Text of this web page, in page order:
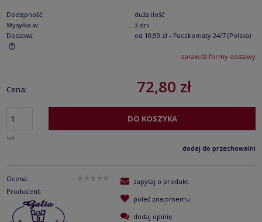
Dostępność:
duża ilość
Wysyłka w:
3 dni
Dostawa:
od 10,90 zł - Paczkomaty 24/7 (Polska)
Cena nie zawiera ewentualnych kosztów płatnościsprawdź formy dostawy
Cena: 72,80 zł
szt.
DO KOSZYKA
dodaj do przechowalni
Ocena:
Producent:
zapytaj o produkt
poleć znajomemu
dodaj opinię